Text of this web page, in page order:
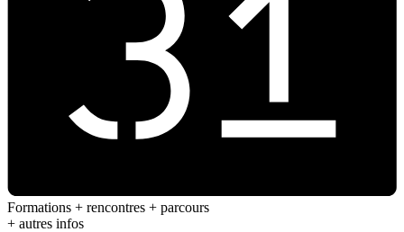
Formations + rencontres + parcours
+ autres infos